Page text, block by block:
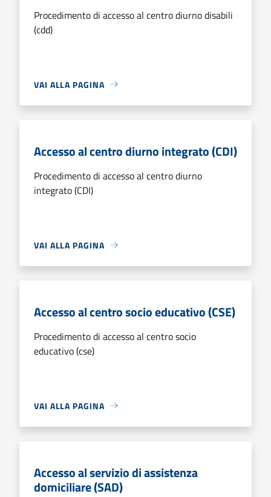
Procedimento di accesso al centro diurno disabili
(cdd)
VAI ALLA PAGINA
Accesso al centro diurno integrato (CDI)
Procedimento di accesso al centro diurno
integrato (CDI)
VAI ALLA PAGINA
Accesso al centro socio educativo (CSE)
Procedimento di accesso al centro socio
educativo (cse)
VAI ALLA PAGINA
Accesso al servizio di assistenza
domiciliare (SAD)